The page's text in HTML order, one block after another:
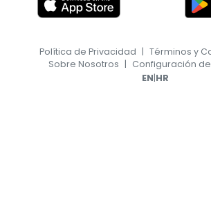
Política de Privacidad | Términos y
Sobre Nosotros | Configuración
EN|HR